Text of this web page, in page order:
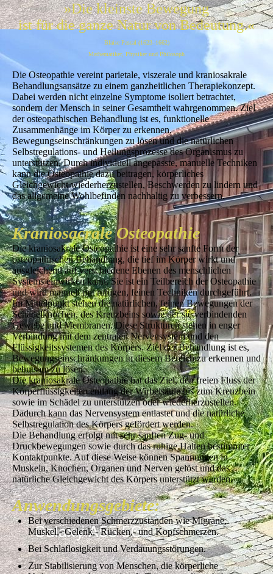
»Die kleinste Bewegung
ist für die ganze Natur von Bedeutung.«
Blaise Pascal (1623–1662)
Mathematiker, Physiker und Philosoph
Die Osteopathie vereint parietale, viszerale und kraniosakrale
Behandlungsansätze zu einem ganzheitlichen Therapiekonzept.
Dabei werden nicht einzelne Symptome isoliert betrachtet,
sondern der Mensch in seiner Gesamtheit wahrgenommen. Ziel
der osteopathischen Behandlung ist es, funktionelle
Zusammenhänge im Körper zu erkennen,
Bewegungseinschränkungen zu lösen und die natürlichen
Selbstregulations- und Heilungsprozesse des Organismus zu
unterstützen. Durch individuell angepasste, manuelle Techniken
kann die Osteopathie dazu beitragen, körperliches
Gleichgewicht wiederherzustellen, Beschwerden zu lindern und
das allgemeine Wohlbefinden nachhaltig zu verbessern.
Kraniosacrale Osteopathie
Die kraniosakrale Osteopathie ist eine sehr sanfte Form der
osteopathischen Behandlung, die tief im Körper wirkt und
ausgleichend auf verschiedene Ebenen des menschlichen
Systems einwirken kann. Sie ist ein Teilbereich der Osteopathie
und wird manuell mit ruhigen, feinen Techniken durchgeführt.
Im Mittelpunkt stehen die natürlichen, feinen Bewegungen der
Schädelknochen, des Kreuzbeins sowie der sie verbindenden
Gewebe und Membranen. Diese Strukturen stehen in enger
Verbindung mit dem zentralen Nervensystem und den
Flüssigkeitssystemen des Körpers. Ziel der Behandlung ist es,
Bewegungseinschränkungen in diesem Bereich zu erkennen und
behutsam zu lösen.
Die kraniosakrale Osteopathie hat das Ziel, den freien Fluss der
Körperflüssigkeiten entlang der Wirbelsäule bis zum Kreuzbein
sowie im Schädel zu unterstützen oder wiederherzustellen.
Dadurch kann das Nervensystem entlastet und die natürliche
Selbstregulation des Körpers gefördert werden.
Die Behandlung erfolgt mit sehr sanften Zug- und
Druckbewegungen sowie durch das ruhige Halten bestimmter
Kontaktpunkte. Auf diese Weise können Spannungen in
Muskeln, Knochen, Organen und Nerven gelöst und das
natürliche Gleichgewicht des Körpers unterstützt werden.
Anwendungsgebiete:
Bei verschiedenen Schmerzzuständen wie Migräne,
Muskel,- Gelenk,- Rücken,- und Kopfschmerzen.
Bei Schlaflosigkeit und Verdauungsstörungen.
Zur Stabilisierung von Menschen, die körperliche